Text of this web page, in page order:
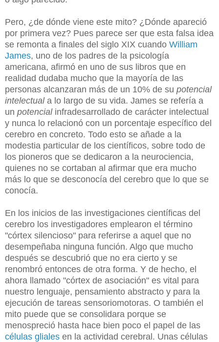
Pero, ¿de dónde viene este mito? ¿Dónde apareció
por primera vez? Pues parece ser que esta falsa idea
se remonta a finales del siglo XIX cuando William
James, uno de los padres de la psicología
americana, afirmó en uno de sus libros que en
realidad dudaba mucho que la mayoría de las
personas alcanzaran más de un 10% de su potencial
intelectuala lo largo de su vida. James se refería a
un potencialinfradesarrollado de carácter intelectual
y nunca lo relacionó con un porcentaje específico del
cerebro en concreto. Todo esto se añade a la
modestia particular de los científicos, sobre todo de
los pioneros que se dedicaron a la neurociencia,
quienes no se cortaban al afirmar que era mucho
más lo que se desconocía del cerebro que lo que se
conocía.
En los inicios de las investigaciones científicas del
cerebro los investigadores emplearon el término
"córtex silencioso" para referirse a aquel que no
desempeñaba ninguna función. Algo que mucho
después se descubrió que no era cierto y se
renombró entonces de otra forma. Y de hecho, el
ahora llamado "córtex de asociación" es vital para
nuestro lenguaje, pensamiento abstracto y para la
ejecución de tareas sensoriomotoras. O también el
mito puede que se consolidara porque se
menospreció hasta hace bien poco el papel de las
células gliales en la actividad cerebral. Unas células